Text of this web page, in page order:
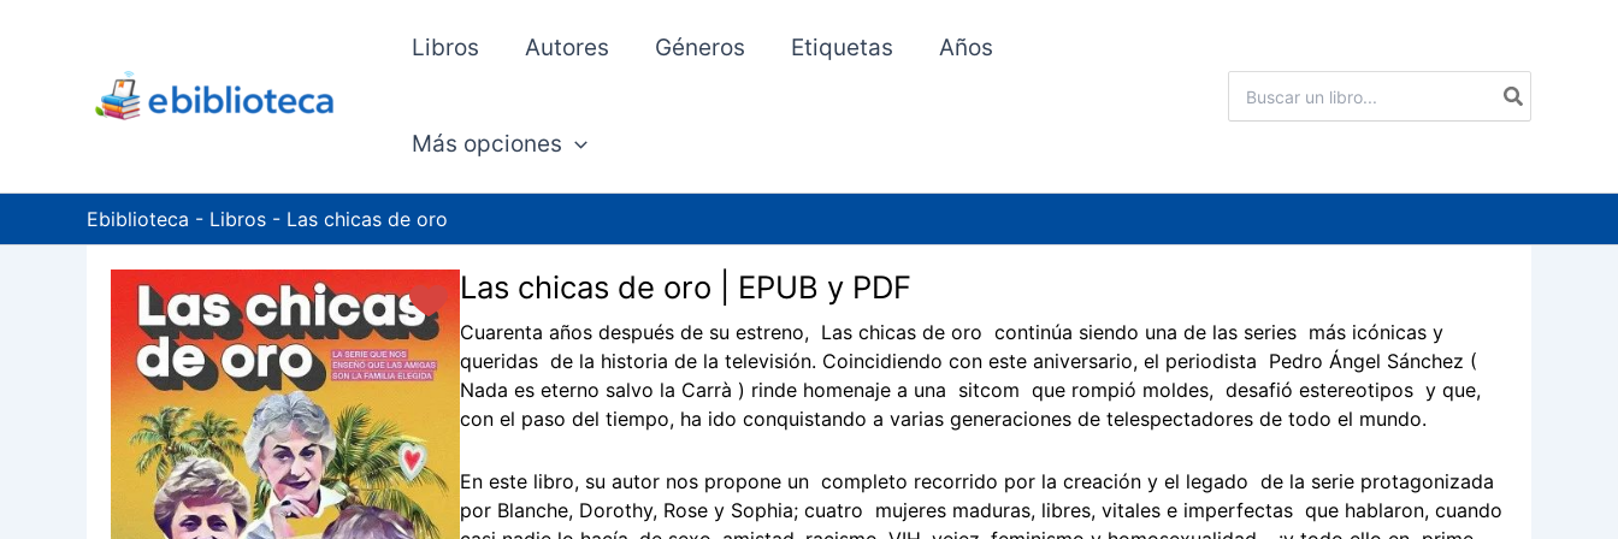
Libros Autores Géneros Etiquetas Años
Más opciones
por:
Ebiblioteca - Libros - Las chicas de oro
Las chicas de oro | EPUB y PDF
Cuarenta años después de su estreno, Las chicas de oro continúa siendo una de las series más icónicas y
queridas de la historia de la televisión. Coincidiendo con este aniversario, el periodista Pedro Ángel Sánchez (
Nada es eterno salvo la Carrà ) rinde homenaje a una sitcom que rompió moldes, desafió estereotipos y que,
con el paso del tiempo, ha ido conquistando a varias generaciones de telespectadores de todo el mundo.
En este libro, su autor nos propone un completo recorrido por la creación y el legado de la serie protagonizada
por Blanche, Dorothy, Rose y Sophia; cuatro mujeres maduras, libres, vitales e imperfectas que hablaron, cuando